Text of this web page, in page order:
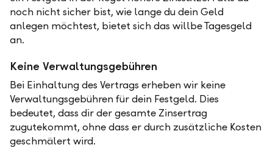
noch nicht sicher bist, wie lange du dein Geld
anlegen möchtest, bietet sich das willbe Tagesgeld
an.
Keine Verwaltungsgebühren
Bei Einhaltung des Vertrags erheben wir keine
Verwaltungsgebühren für dein Festgeld. Dies
bedeutet, dass dir der gesamte Zinsertrag
zugutekommt, ohne dass er durch zusätzliche Kosten
geschmälert wird.